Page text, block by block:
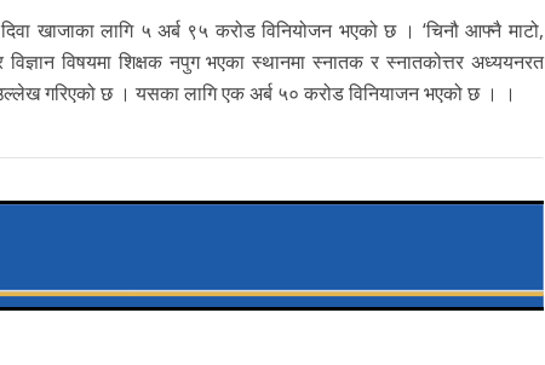
खाजाका लागि ५ अर्ब ९५ करोड विनियोजन भएको छ । ‘चिनौ आफ्नै माटो,
विषयमा शिक्षक नपुग भएका स्थानमा स्नातक र स्नातकोत्तर अध्ययनरत
उल्लेख गरिएको छ । यसका लागि एक अर्ब ५० करोड विनियाजन भएको छ । ।